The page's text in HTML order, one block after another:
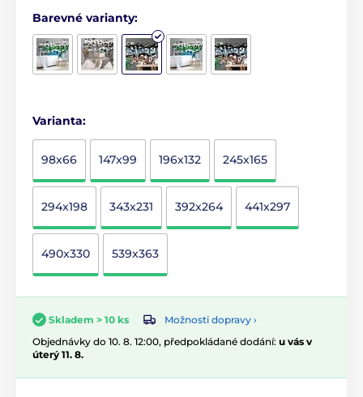
Barevné varianty:
Varianta:
98x66 147x99 196x132 245x165
294x198 343x231 392x264 441x297
490x330 539x363
Skladem > 10 ks
Možnosti dopravy ›
Objednávky do 10. 8. 12:00, předpokládané dodání: u vás v
úterý 11. 8.